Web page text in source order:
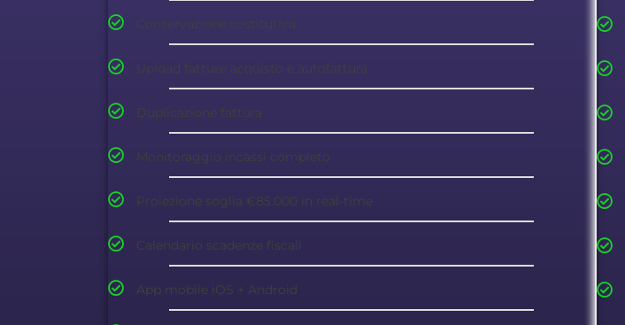
Conservazione sostitutiva
Upload fatture acquisto e autofattura
Duplicazione fattura
Monitoraggio incassi completo
Proiezione soglia €85.000 in real-time
Calendario scadenze fiscali
App mobile iOS + Android